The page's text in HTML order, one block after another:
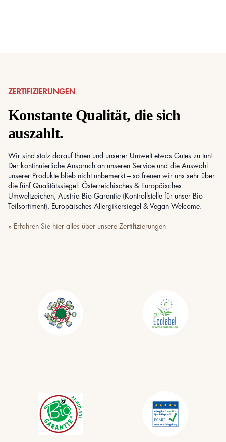
ZERTIFIZIERUNGEN
Konstante Qualität, die sich
auszahlt.
Wir sind stolz darauf Ihnen und unserer Umwelt etwas Gutes zu tun!
Der kontinuierliche Anspruch an unseren Service und die Auswahl
unserer Produkte blieb nicht unbemerkt – so freuen wir uns sehr über
die fünf Qualitätssiegel: Österreichisches & Europäisches
Umweltzeichen, Austria Bio Garantie (Kontrollstelle für unser Bio-
Teilsortiment), Europäisches Allergikersiegel & Vegan Welcome.
» Erfahren Sie hier alles über unsere Zertifizierungen